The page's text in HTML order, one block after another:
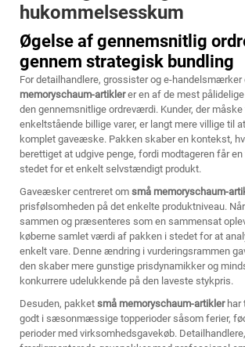
hukommelsesskum
Øgelse af gennemsnitlig
gennem strategisk bundling
For detailhandlere, grossister og e-handelsmærker
memoryschaum-artiklerer en af de mest
den gennemsnitlige ordreværdi. Kunder, der
enkeltstående billige varer, er langt mere villige til
komplet gaveæske. Pakken skaber en kontekst,
berettiget at udgive penge, fordi modtageren får
stedet for et enkelt selvstændigt produkt.
Gaveæsker centreret om små memoryschaum-
prisfølsomheden på det enkelte produktniveau.
sammen og præsenteres som en sammensat
køberne samlet værdi af pakken i stedet for at
enkelt vare. Denne ændring i vurderingsrammen
den skaber mere gunstige prisdynamikker og
konkurrere udelukkende på den laveste stykpris.
Desuden, pakket små memoryschaum-artikler har
godt i sæsonmæssige topperioder såsom ferier,
perioder med virksomhedsgavekøb.